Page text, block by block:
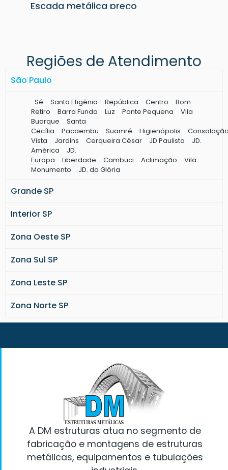
Escada metálica preço
Pergolado de ferro preço
Terças metálicas para telhado
Pilar metálico redondo
Fechamento lateral metálico
Construção de galpão metálico
Viga metálica preço
Mezanino estrutura metálica
Mezanino metálico preço
Cobertura metálica para galpão
Estrutura metálica para cobertura
Telhado metálico preço
Cobertura telhado metálico
Passarela metálica preço
Escada metálica detalhamento
Escada metalica
Terça metálica
Viga treliçada metálica
Fabrica de portão metálico
Estrutura metálica São Paulo
Estruturas metálicas preços
Fabricação e montagem de estruturas
metálicas
Montagem de estruturas metálicas
Pilar metálico treliçado
Fechamento lateral com telhas
Regiões de Atendimento
São Paulo
Sé Santa Efigênia República Centro
Bom
Retiro
Barra Funda Luz Ponte Pequena
Vila
Buarque
Santa
Cecília
Pacaembu Suamré Higienópolis
Vista
Jardins Cerqueira César JD Paulista
JD.
América
JD.
Europa
Liberdade Cambuci Aclimação
Vila
Monumento
JD. da Glória
Grande SP
Interior SP
Zona Oeste SP
Zona Sul SP
Zona Leste SP
Zona Norte SP
A DM estruturas atua no segmento de
fabricação e montagens de estruturas
metálicas, equipamentos e tubulações